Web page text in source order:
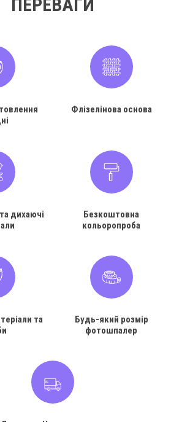
ПЕРЕВАГИ
Флізелінова основа
дихаючі
Безкоштовна
кольоропроба
та
Будь-який розмір
фотошпалер